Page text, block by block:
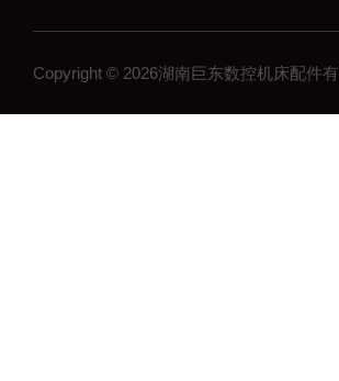
Copyright © 2026湖南巨东数控机床配件